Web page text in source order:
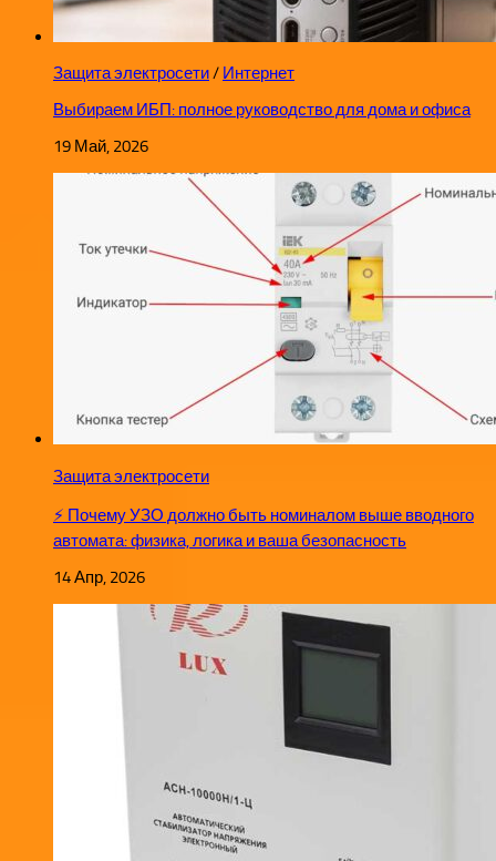
Защита электросети/ Интернет
Выбираем ИБП: полное руководство для дома и офиса
19 Май, 2026
Защита электросети
⚡ Почему УЗО должно быть номиналом выше вводного
автомата: физика, логика и ваша безопасность
14 Апр, 2026